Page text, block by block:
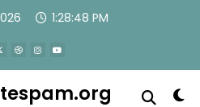
1:28:48 PM